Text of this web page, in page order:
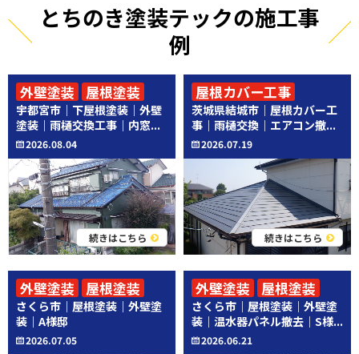
とちのき塗装テックの施工事
例
宇都宮市｜下屋根塗装｜外壁
塗装｜雨樋交換工事｜内窓...
2026.08.04
続きはこちら
外壁塗装
屋根塗装
その他工事
茨城県結城市｜屋根カバー工
事｜雨樋交換｜エアコン撤...
2026.07.19
続きはこちら
屋根カバー工事
その他工事
さくら市｜屋根塗装｜外壁塗
装｜A様邸
2026.07.05
外壁塗装 屋根塗装
さくら市｜屋根塗装｜外壁塗
装｜温水器パネル撤去｜S様...
2026.06.21
外壁塗装
屋根塗装
その他工事